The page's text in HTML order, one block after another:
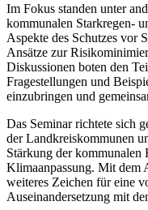
Im Fokus standen unter
kommunalen Starkregen-
Aspekte des Schutzes vor
Ansätze zur
Diskussionen boten den
Fragestellungen und
einzubringen und
Das Seminar richtete sich
der Landkreiskommunen
Stärkung der
Klimaanpassung. Mit dem
weiteres Zeichen für eine
Auseinandersetzung mit